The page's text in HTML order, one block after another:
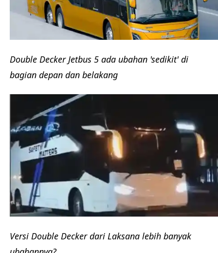
Double Decker Jetbus 5 ada ubahan 'sedikit' di
bagian depan dan belakang
Versi Double Decker dari Laksana lebih banyak